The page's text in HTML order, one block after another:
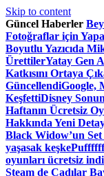
Skip to content
Güncel Haberler
Fotoğraflar için
Boyutlu Yazıcıda
ÜrettilerYatay Gen
Katkısını Ortaya
GüncellendiGoogle,
KeşfettiDisney
Haftanın Ücretsiz
Hakkında Yeni
Black Widow’un
yaşasak keşke
oyunları ücretsiz
Steam de Cadılar